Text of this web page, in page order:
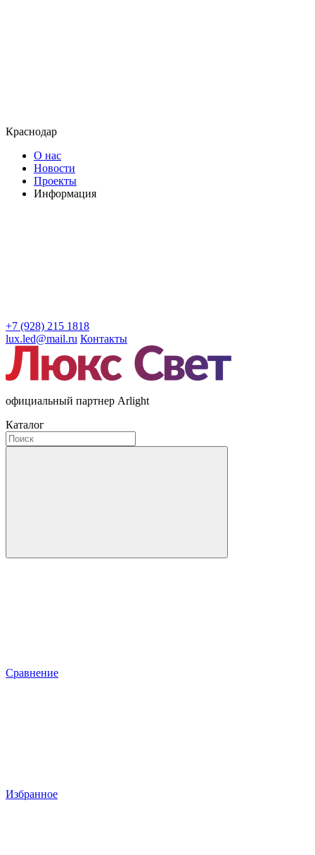
Краснодар
О нас
Новости
Проекты
Информация
+7 (928) 215 1818
lux.led@mail.ru Контакты
официальный партнер Arlight
Каталог
Сравнение
Избранное